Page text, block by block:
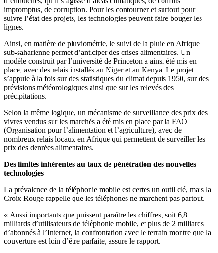
impromptus, de corruption. Pour les contourner et surtout pour
suivre l’état des projets, les technologies peuvent faire bouger les
lignes.
Ainsi, en matière de pluviométrie, le suivi de la pluie en Afrique
sub-saharienne permet d’anticiper des crises alimentaires. Un
modèle construit par l’université de Princeton a ainsi été mis en
place, avec des relais installés au Niger et au Kenya. Le projet
s’appuie à la fois sur des statistiques du climat depuis 1950, sur des
prévisions météorologiques ainsi que sur les relevés des
précipitations.
Selon la même logique, un mécanisme de surveillance des prix des
vivres vendus sur les marchés a été mis en place par la FAO
(Organisation pour l’alimentation et l’agriculture), avec de
nombreux relais locaux en Afrique qui permettent de surveiller les
prix des denrées alimentaires.
Des limites inhérentes au taux de pénétration des nouvelles
technologies
La prévalence de la téléphonie mobile est certes un outil clé, mais la
Croix Rouge rappelle que les téléphones ne marchent pas partout.
« Aussi importants que puissent paraître les chiffres, soit 6,8
milliards d’utilisateurs de téléphonie mobile, et plus de 2 milliards
d’abonnés à l’Internet, la confrontation avec le terrain montre que la
couverture est loin d’être parfaite, assure le rapport.